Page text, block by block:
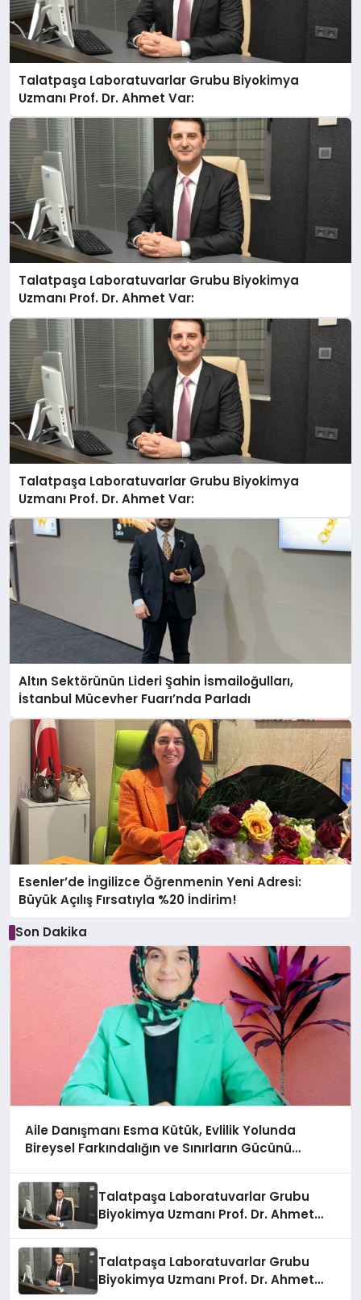
Talatpaşa Laboratuvarlar Grubu Biyokimya
Uzmanı Prof. Dr. Ahmet Var:
Talatpaşa Laboratuvarlar Grubu Biyokimya
Uzmanı Prof. Dr. Ahmet Var:
Talatpaşa Laboratuvarlar Grubu Biyokimya
Uzmanı Prof. Dr. Ahmet Var:
Altın Sektörünün Lideri Şahin İsmailoğulları,
İstanbul Mücevher Fuarı’nda Parladı ￼
Esenler’de İngilizce Öğrenmenin Yeni Adresi:
Büyük Açılış Fırsatıyla %20 İndirim!
Son Dakika
Aile Danışmanı Esma Kütük, Evlilik Yolunda
Bireysel Farkındalığın ve Sınırların Gücünü
Talatpaşa Laboratuvarlar Grubu
Biyokimya Uzmanı Prof. Dr. Ahmet
Talatpaşa Laboratuvarlar Grubu
Biyokimya Uzmanı Prof. Dr. Ahmet